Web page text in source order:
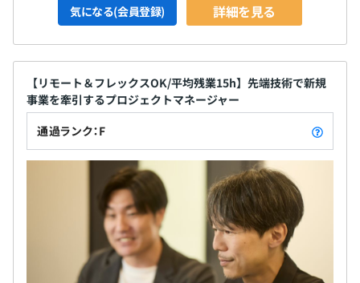
気になる(会員登録) 詳細を見る
【リモート＆フレックスOK/平均残業15h】先端技術で新規
事業を牽引するプロジェクトマネージャー
通過ランク：F